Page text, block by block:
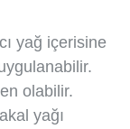
yağ içerisine
olabilir.
yağı